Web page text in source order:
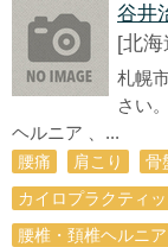
谷井
[北海
札幌
さい
ヘルニア 、...
腰痛 肩こり 骨
カイロプラクティッ
腰椎・頚椎ヘルニア